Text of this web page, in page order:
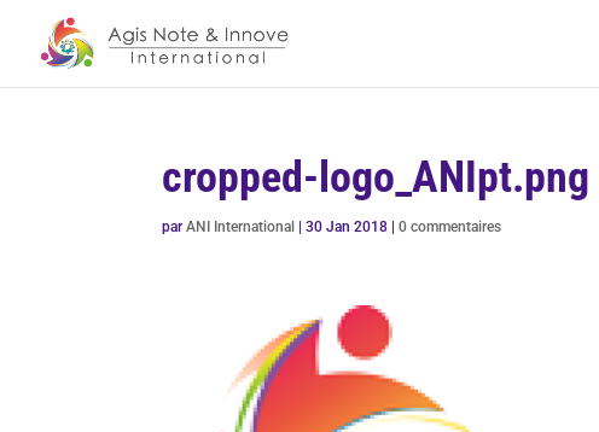
cropped-logo_ANIpt.png
parANI International |30 Jan 2018 |0 commentaires